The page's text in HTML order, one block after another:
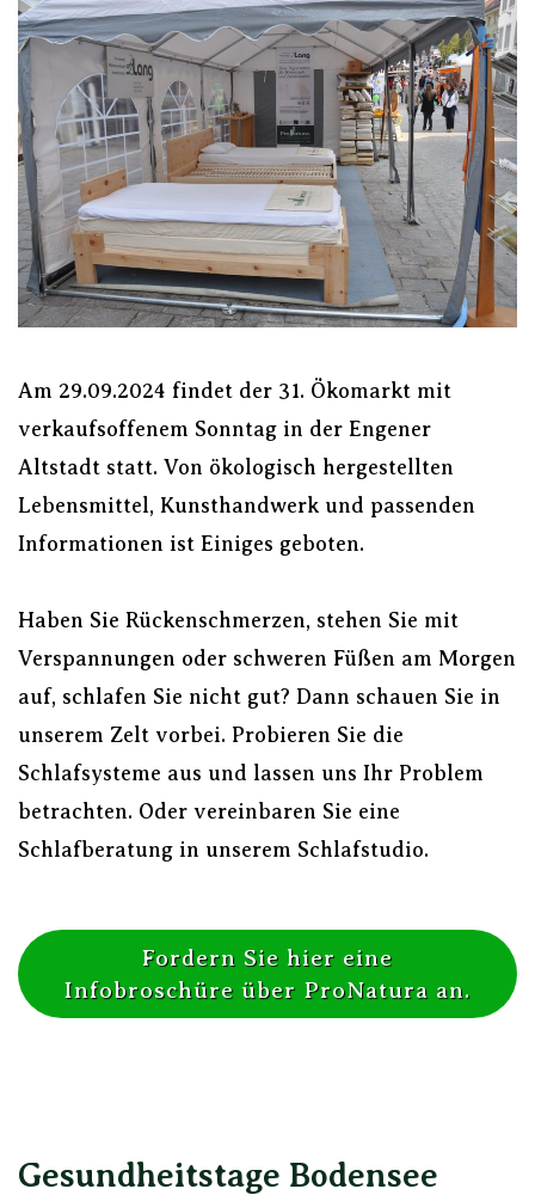
Am 29.09.2024 findet der 31. Ökomarkt mit
verkaufsoffenem Sonntag in der Engener
Altstadt statt. Von ökologisch hergestellten
Lebensmittel, Kunsthandwerk und passenden
Informationen ist Einiges geboten.
Haben Sie Rückenschmerzen, stehen Sie mit
Verspannungen oder schweren Füßen am Morgen
auf, schlafen Sie nicht gut? Dann schauen Sie in
unserem Zelt vorbei. Probieren Sie die
Schlafsysteme aus und lassen uns Ihr Problem
betrachten. Oder vereinbaren Sie eine
Schlafberatung in unserem Schlafstudio.
Fordern Sie hier eine
Infobroschüre über ProNatura an.
Gesundheitstage Bodensee